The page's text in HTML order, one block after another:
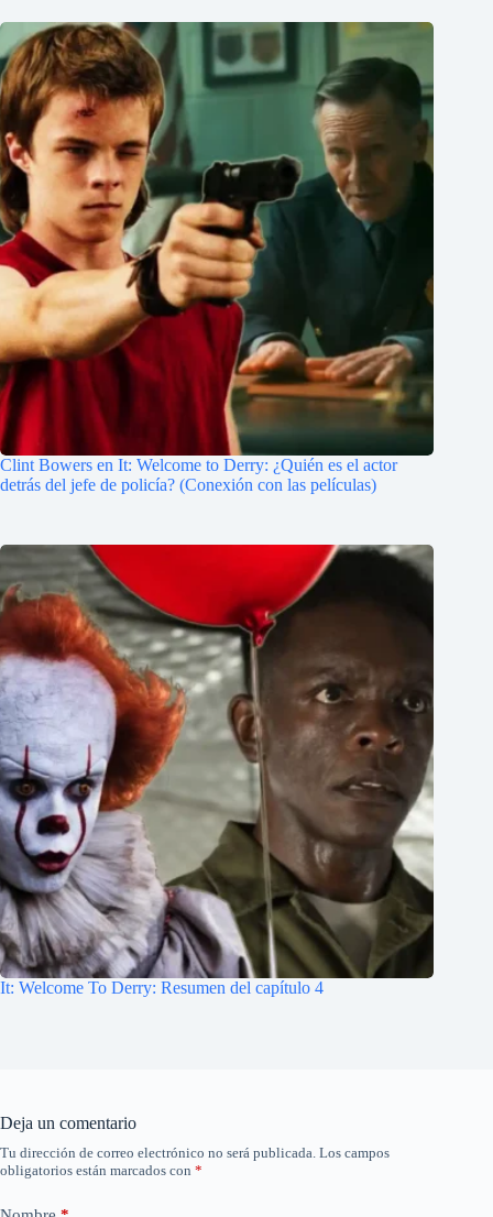
Clint Bowers en It: Welcome to Derry: ¿Quién es el actor
detrás del jefe de policía? (Conexión con las películas)
It: Welcome To Derry: Resumen del capítulo 4
Deja un comentario
Tu dirección de correo electrónico no será publicada. Los campos
obligatorios están marcados con *